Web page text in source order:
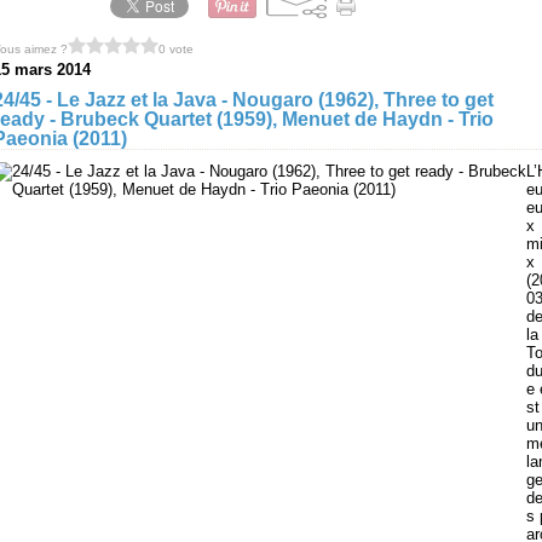
aimez ? 0 vote
mars 2014
45 - Le Jazz et la Java - Nougaro (1962), Three to get
- Brubeck Quartet (1959), Menuet de Haydn - Trio
(2011)
eu
x
mi
x
de
la
du
e
st
un
ge
de
s